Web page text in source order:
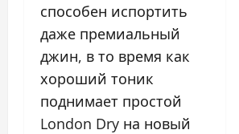
способен испортить
даже премиальный
джин, в то время как
хороший тоник
поднимает простой
London Dry на новый